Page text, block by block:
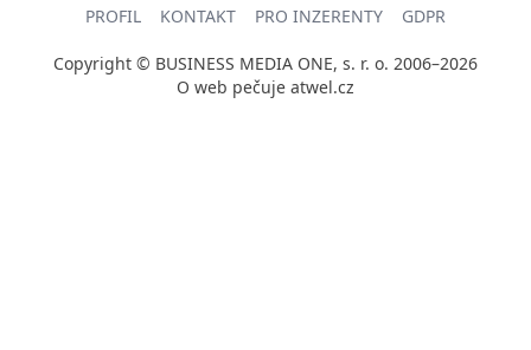
PROFIL KONTAKT PRO INZERENTY GDPR
Copyright © BUSINESS MEDIA ONE, s. r. o. 2006–2026